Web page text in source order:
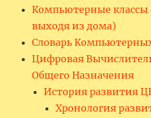
Компьютерные классы
выходя из дома)
Словарь
Цифровая
Общего Назначения
История развития
Хронология